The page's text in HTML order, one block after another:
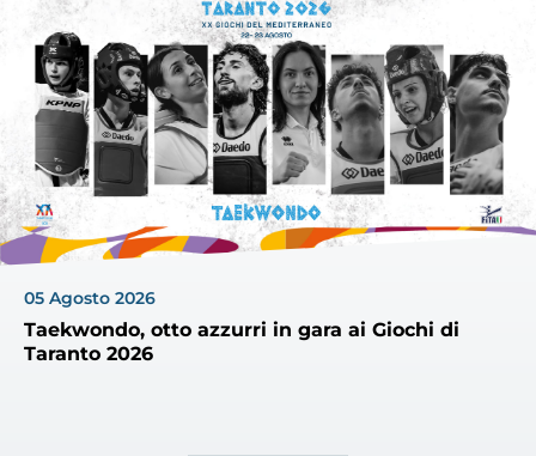
News
Olimpiadi
Atleti
Atleti Combattimento
Atleti Poomsae e Freestyle
Atleti Parataekwondo
Competizioni
Tesseramento
Licenze WT
05 Agosto 2026
Taekwondo, otto azzurri in gara ai Giochi di
Taranto 2026